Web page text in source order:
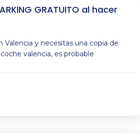
GRATUITO al hacer
Valencia y necesitas una copia de
valencia, es probable